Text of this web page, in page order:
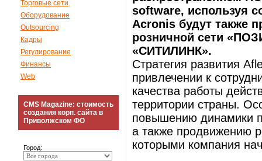
Торговые сети
Оборудование
Outsourcing
Кадры
Регулирование
Финансы
Web
CMS Magazine: стоимость
создания корп. сайта в
Приволжском ФО
Город:
software, используя
Acronis будут также
розничной сети
«СИТИЛИНК».
Стратегия развития
привлечении к
качества работы
территории страны.
повышению динамики
а также продвижению
которыми компания